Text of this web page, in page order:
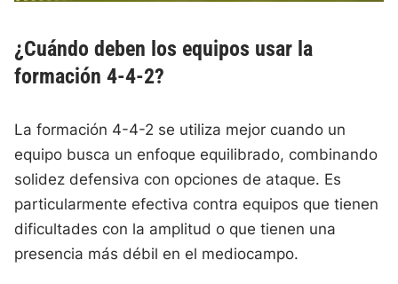
¿Cuándo deben los equipos usar la
formación 4-4-2?
La formación 4-4-2 se utiliza mejor cuando un
equipo busca un enfoque equilibrado, combinando
solidez defensiva con opciones de ataque. Es
particularmente efectiva contra equipos que tienen
dificultades con la amplitud o que tienen una
presencia más débil en el mediocampo.